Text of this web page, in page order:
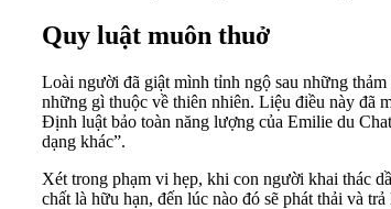
Quy luật muôn thuở
Loài người đã giật mình tỉnh ngộ sau những
những gì thuộc về thiên nhiên. Liệu điều này đã
Định luật bảo toàn năng lượng của Emilie du
dạng khác”.
Xét trong phạm vi hẹp, khi con người khai thác
chất là hữu hạn, đến lúc nào đó sẽ phát thải và